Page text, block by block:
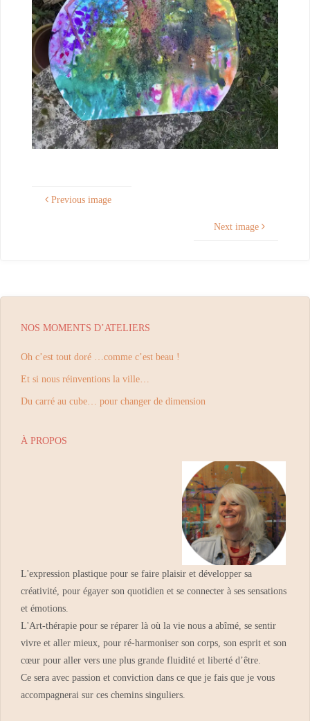
Previous image
Next image
NOS MOMENTS D’ATELIERS
Oh c’est tout doré …comme c’est beau !
Et si nous réinventions la ville…
Du carré au cube… pour changer de dimension
À PROPOS
L'expression plastique pour se faire plaisir et développer sa
créativité, pour égayer son quotidien et se connecter à ses sensations
et émotions.
L'Art-thérapie pour se réparer là où la vie nous a abîmé, se sentir
vivre et aller mieux, pour ré-harmoniser son corps, son esprit et son
cœur pour aller vers une plus grande fluidité et liberté d’être.
Ce sera avec passion et conviction dans ce que je fais que je vous
accompagnerai sur ces chemins singuliers.